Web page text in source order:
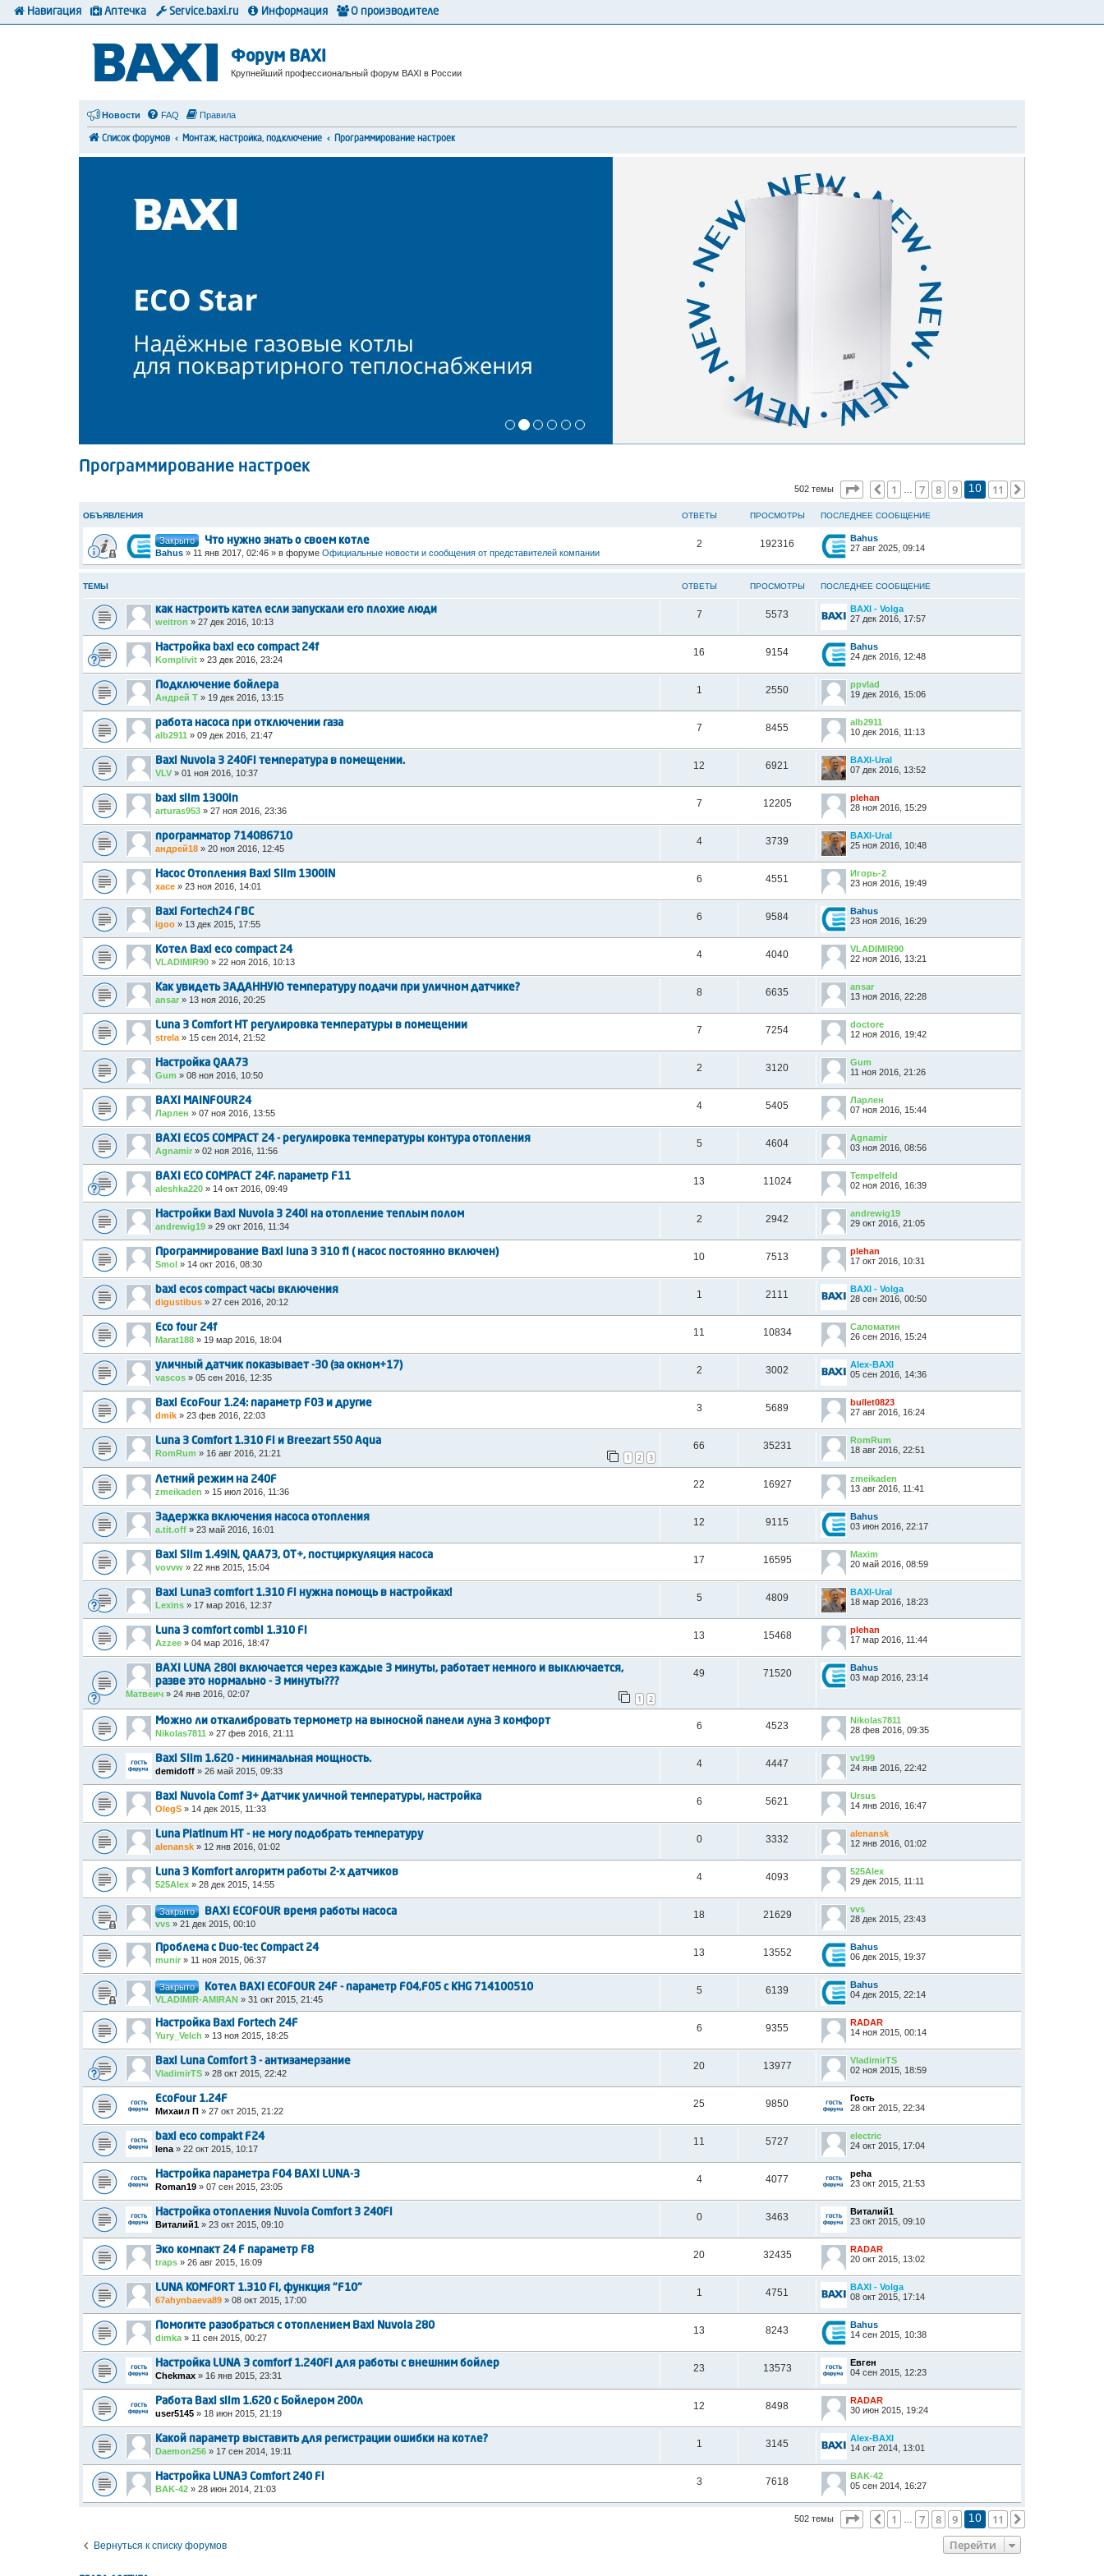
Форум BAXI
Крупнейший профессиональный форум BAXI в России
Новости FAQ Правила
Список форумов Монтаж, настройка, подключение Программирование настроек
Программирование настроек
502 темы Страница 10 из 11
Пред.
1 7 8 9 10 11
ОБЪЯВЛЕНИЯ ОТВЕТЫ ПРОСМОТРЫ ПОСЛЕДНЕЕ СООБЩЕНИЕ
Закрыто Что нужно знать о своем котле
Bahus » 11 янв 2017, 02:46 » в форуме Официальные новости и сообщения от представителей компании
2 192316
Bahus
27 авг 2025, 09:14
ТЕМЫ ОТВЕТЫ ПРОСМОТРЫ ПОСЛЕДНЕЕ СООБЩЕНИЕ
как настроить кател если запускали его плохие люди
weitron » 27 дек 2016, 10:13
7 5573
BAXI - Volga
27 дек 2016, 17:57
Настройка baxi eco compact 24f
Komplivit » 23 дек 2016, 23:24
16 9154
Bahus
24 дек 2016, 12:48
Подключение бойлера
Андрей Т » 19 дек 2016, 13:15
1 2550
ppvlad
19 дек 2016, 15:06
работа насоса при отключении газа
alb2911 » 09 дек 2016, 21:47
7 8455
alb2911
10 дек 2016, 11:13
Baxi Nuvola 3 240Fi температура в помещении.
VLV » 01 ноя 2016, 10:37
12 6921
BAXI-Ural
07 дек 2016, 13:52
baxi slim 1300in
arturas953 » 27 ноя 2016, 23:36
7 12205
plehan
28 ноя 2016, 15:29
программатор 714086710
андрей18 » 20 ноя 2016, 12:45
4 3739
BAXI-Ural
25 ноя 2016, 10:48
Насос Отопления Baxi Slim 1300IN
xace » 23 ноя 2016, 14:01
6 4551
Игорь-2
23 ноя 2016, 19:49
Baxi Fortech24 ГВС
igoo » 13 дек 2015, 17:55
6 9584
Bahus
23 ноя 2016, 16:29
Котел Baxi eco compact 24
VLADIMIR90 » 22 ноя 2016, 10:13
4 4040
VLADIMIR90
22 ноя 2016, 13:21
Как увидеть ЗАДАННУЮ температуру подачи при уличном датчике?
ansar » 13 ноя 2016, 20:25
8 6635
ansar
13 ноя 2016, 22:28
Luna 3 Comfort HT регулировка температуры в помещении
strela » 15 сен 2014, 21:52
7 7254
doctore
12 ноя 2016, 19:42
Настройка QAA73
Gum » 08 ноя 2016, 10:50
2 3120
Gum
11 ноя 2016, 21:26
BAXI MAINFOUR24
Ларлен » 07 ноя 2016, 13:55
4 5405
Ларлен
07 ноя 2016, 15:44
BAXI ECO5 COMPACT 24 - регулировка температуры контура отопления
Agnamir » 02 ноя 2016, 11:56
5 4604
Agnamir
03 ноя 2016, 08:56
BAXI ECO COMPACT 24F. параметр F11
aleshka220 » 14 окт 2016, 09:49
13 11024
Tempelfeld
02 ноя 2016, 16:39
Настройки Baxi Nuvola 3 240i на отопление теплым полом
andrewig19 » 29 окт 2016, 11:34
2 2942
andrewig19
29 окт 2016, 21:05
Программирование Baxi luna 3 310 fi ( насос постоянно включен)
Smol » 14 окт 2016, 08:30
10 7513
plehan
17 окт 2016, 10:31
baxi ecos compact часы включения
digustibus » 27 сен 2016, 20:12
1 2111
BAXI - Volga
28 сен 2016, 00:50
Eco four 24f
Marat188 » 19 мар 2016, 18:04
11 10834
Саломатин
26 сен 2016, 15:24
уличный датчик показывает -30 (за окном+17)
vascos » 05 сен 2016, 12:35
2 3002
Alex-BAXI
05 сен 2016, 14:36
Baxi EcoFour 1.24: параметр F03 и другие
dmik » 23 фев 2016, 22:03
3 5689
bullet0823
27 авг 2016, 16:24
Luna 3 Comfort 1.310 Fi и Breezart 550 Aqua
RomRum » 16 авг 2016, 21:21 1 2 3
66 35231
RomRum
18 авг 2016, 22:51
Летний режим на 240F
zmeikaden » 15 июл 2016, 11:36
22 16927
zmeikaden
13 авг 2016, 11:41
Задержка включения насоса отопления
a.tit.off » 23 май 2016, 16:01
12 9115
Bahus
03 июн 2016, 22:17
Baxi Slim 1.49iN, QAA73, OT+, постциркуляция насоса
vovvw » 22 янв 2015, 15:04
17 16595
Maxim
20 май 2016, 08:59
Baxi Luna3 comfort 1.310 Fi нужна помощь в настройках!
Lexins » 17 мар 2016, 12:37
5 4809
BAXI-Ural
18 мар 2016, 18:23
Luna 3 comfort combi 1.310 Fi
Azzee » 04 мар 2016, 18:47
13 15468
plehan
17 мар 2016, 11:44
BAXI LUNA 280i включается через каждые 3 минуты, работает немного и выключается,
разве это нормально - 3 минуты???
Матвеич » 24 янв 2016, 02:07 1 2
49 71520
Bahus
03 мар 2016, 23:14
Можно ли откалибровать термометр на выносной панели луна 3 комфорт
Nikolas7811 » 27 фев 2016, 21:11
6 4523
Nikolas7811
28 фев 2016, 09:35
Baxi Slim 1.620 - минимальная мощность.
demidoff » 26 май 2015, 09:33
4 4447
vv199
24 янв 2016, 22:42
Baxi Nuvola Comf 3+ Датчик уличной температуры, настройка
OlegS » 14 дек 2015, 11:33
6 5621
Ursus
14 янв 2016, 16:47
Luna Platinum HT - не могу подобрать температуру
alenansk » 12 янв 2016, 01:02
0 3332
alenansk
12 янв 2016, 01:02
Luna 3 Komfort алгоритм работы 2-х датчиков
525Alex » 28 дек 2015, 14:55
4 4093
525Alex
29 дек 2015, 11:11
Закрыто BAXI ECOFOUR время работы насоса
vvs » 21 дек 2015, 00:10
18 21629
vvs
28 дек 2015, 23:43
Проблема с Duo-tec Compact 24
munir » 11 ноя 2015, 06:37
13 13552
Bahus
06 дек 2015, 19:37
Закрыто Котел BAXI ECOFOUR 24F - параметр F04,F05 с KHG 714100510
VLADIMIR-AMIRAN » 31 окт 2015, 21:45
5 6139
Bahus
04 дек 2015, 22:14
Настройка Baxi Fortech 24F
Yury_Velch » 13 ноя 2015, 18:25
6 9355
RADAR
14 ноя 2015, 00:14
Baxi Luna Comfort 3 - антизамерзание
VladimirTS » 28 окт 2015, 22:42
20 13977
VladimirTS
02 ноя 2015, 18:59
EcoFour 1.24F
Михаил П » 27 окт 2015, 21:22
25 9850
Гость
28 окт 2015, 22:34
baxi eco compakt F24
lena » 22 окт 2015, 10:17
11 5727
electric
24 окт 2015, 17:04
Настройка параметра F04 BAXI LUNA-3
Roman19 » 07 сен 2015, 23:05
4 4077
peha
23 окт 2015, 21:53
Настройка отопления Nuvola Comfort 3 240Fi
Виталий1 » 23 окт 2015, 09:10
0 3463
Виталий1
23 окт 2015, 09:10
Эко компакт 24 F параметр F8
traps » 26 авг 2015, 16:09
20 32435
RADAR
20 окт 2015, 13:02
LUNA KOMFORT 1.310 Fi, функция "F10"
67ahynbaeva89 » 08 окт 2015, 17:00
1 4751
BAXI - Volga
08 окт 2015, 17:14
Помогите разобраться с отоплением Baxi Nuvola 280
dimka » 11 сен 2015, 00:27
13 8243
Bahus
14 сен 2015, 10:38
Настройка LUNA 3 comforf 1.240Fi для работы с внешним бойлер
Chekmax » 16 янв 2015, 23:31
23 13573
Евген
04 сен 2015, 12:23
Работа Baxi slim 1.620 с Бойлером 200л
user5145 » 18 июн 2015, 21:19
12 8498
RADAR
30 июн 2015, 19:24
Какой параметр выставить для регистрации ошибки на котле?
Daemon256 » 17 сен 2014, 19:11
1 3145
Alex-BAXI
14 окт 2014, 13:01
Настройка LUNA3 Comfort 240 Fi
BAK-42 » 28 июн 2014, 21:03
3 7618
BAK-42
05 сен 2014, 16:27
502 темы Страница 10 из 11
Пред.
1 7 8 9 10 11
Вернуться к списку форумов Перейти
Навигация Аптечка Service.baxi.ru Информация О производителе